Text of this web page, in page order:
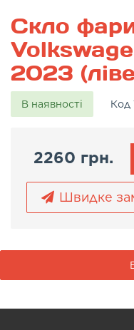
Скло
2023
В наявності Код
2260 грн.
Швидке